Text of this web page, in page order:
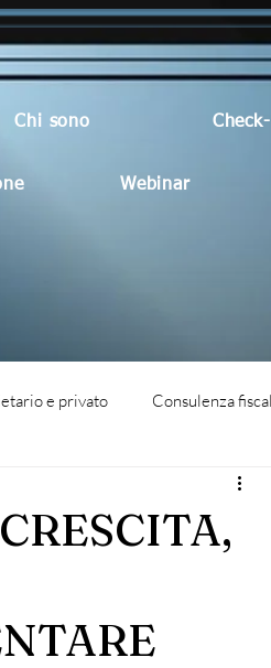
Chi sono
Webinar
e privato Consulenza